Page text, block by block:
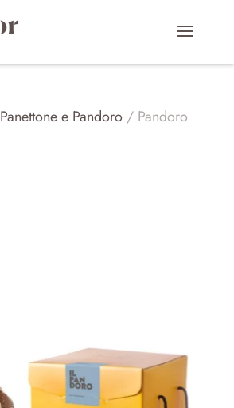
Panettone e Pandoro/ Pandoro